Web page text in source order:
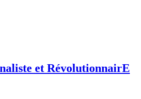
et RévolutionnairE